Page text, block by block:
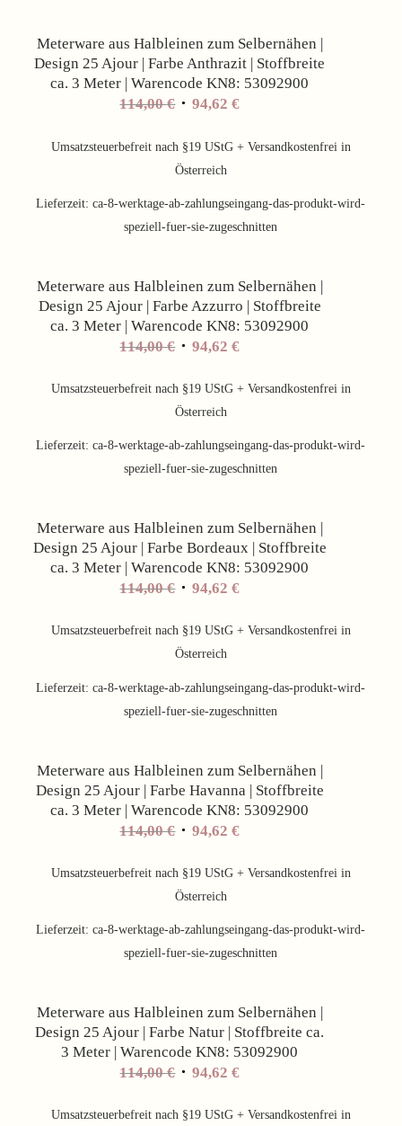
Meterware aus Halbleinen zum Selbernähen |
Design 25 Ajour | Farbe Anthrazit | Stoffbreite
ca. 3 Meter | Warencode KN8: 53092900
114,00€ Ursprünglicher
war:
114,00 €
94,62€Aktueller
ist:
Umsatzsteuerbefreit nach §19 UStG + Versandkostenfrei in
Österreich
Lieferzeit:ca-8-werktage-ab-zahlungseingang-das-produkt-wird-
speziell-fuer-sie-zugeschnitten
Meterware aus Halbleinen zum Selbernähen |
Design 25 Ajour | Farbe Azzurro | Stoffbreite
ca. 3 Meter | Warencode KN8: 53092900
114,00€ Ursprünglicher
war:
114,00 €
94,62€Aktueller
ist:
Umsatzsteuerbefreit nach §19 UStG + Versandkostenfrei in
Österreich
Lieferzeit:ca-8-werktage-ab-zahlungseingang-das-produkt-wird-
speziell-fuer-sie-zugeschnitten
Meterware aus Halbleinen zum Selbernähen |
Design 25 Ajour | Farbe Bordeaux | Stoffbreite
ca. 3 Meter | Warencode KN8: 53092900
114,00€ Ursprünglicher
war:
114,00 €
94,62€Aktueller
ist:
Umsatzsteuerbefreit nach §19 UStG + Versandkostenfrei in
Österreich
Lieferzeit:ca-8-werktage-ab-zahlungseingang-das-produkt-wird-
speziell-fuer-sie-zugeschnitten
Meterware aus Halbleinen zum Selbernähen |
Design 25 Ajour | Farbe Havanna | Stoffbreite
ca. 3 Meter | Warencode KN8: 53092900
114,00€ Ursprünglicher
war:
114,00 €
94,62€Aktueller
ist:
Umsatzsteuerbefreit nach §19 UStG + Versandkostenfrei in
Österreich
Lieferzeit:ca-8-werktage-ab-zahlungseingang-das-produkt-wird-
speziell-fuer-sie-zugeschnitten
Meterware aus Halbleinen zum Selbernähen |
Design 25 Ajour | Farbe Natur | Stoffbreite ca.
3 Meter | Warencode KN8: 53092900
114,00€ Ursprünglicher
war:
94,62€Aktueller
ist:
Umsatzsteuerbefreit nach §19 UStG + Versandkostenfrei in